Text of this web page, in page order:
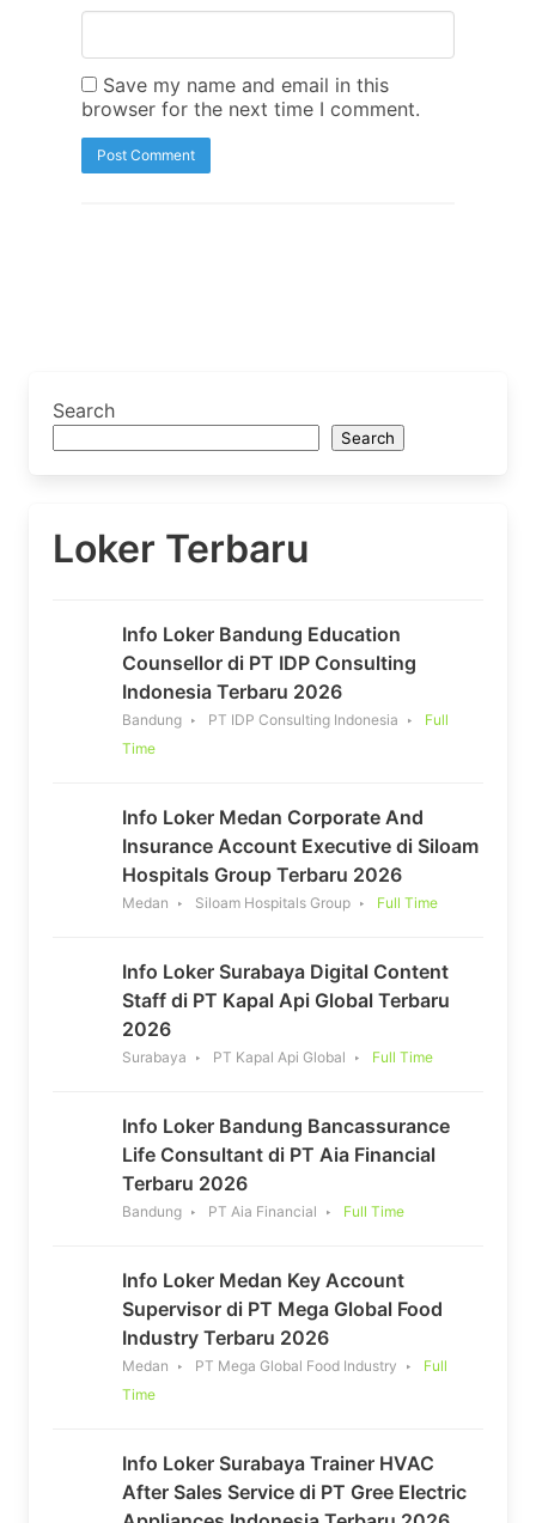
Save my name and email in this
browser for the next time I comment.
Search
Search
Loker Terbaru
Info Loker Bandung Education
Counsellor di PT IDP Consulting
Indonesia Terbaru 2026
Bandung PT IDP Consulting Indonesia
Full
Time
Info Loker Medan Corporate And
Insurance Account Executive di Siloam
Hospitals Group Terbaru 2026
Medan Siloam Hospitals Group Full Time
Info Loker Surabaya Digital Content
Staff di PT Kapal Api Global Terbaru
2026
Surabaya PT Kapal Api Global Full Time
Info Loker Bandung Bancassurance
Life Consultant di PT Aia Financial
Terbaru 2026
Bandung PT Aia Financial Full Time
Info Loker Medan Key Account
Supervisor di PT Mega Global Food
Industry Terbaru 2026
Medan PT Mega Global Food Industry
Full
Time
Info Loker Surabaya Trainer HVAC
After Sales Service di PT Gree Electric